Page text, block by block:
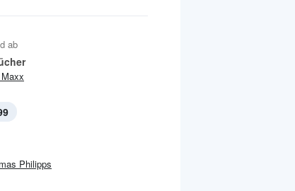
ab
Philipps